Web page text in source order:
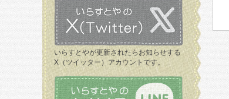
いらすとやが更新されたらお知らせする
X（ツイッター）アカウントです。